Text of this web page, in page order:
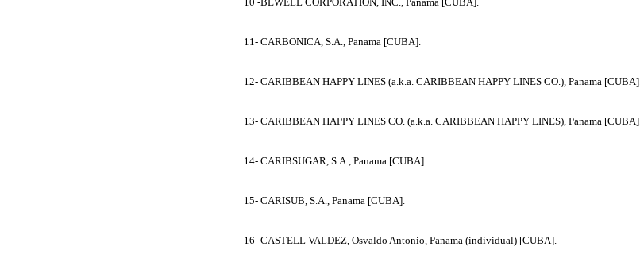
11- CARBONICA, S.A., Panama [CUBA].
12- CARIBBEAN HAPPY LINES (a.k.a. CARIBBEAN HAPPY LINES CO.), Panama [CUBA].
13- CARIBBEAN HAPPY LINES CO. (a.k.a. CARIBBEAN HAPPY LINES), Panama [CUBA].
14- CARIBSUGAR, S.A., Panama [CUBA].
15- CARISUB, S.A., Panama [CUBA].
16- CASTELL VALDEZ, Osvaldo Antonio, Panama (individual) [CUBA].